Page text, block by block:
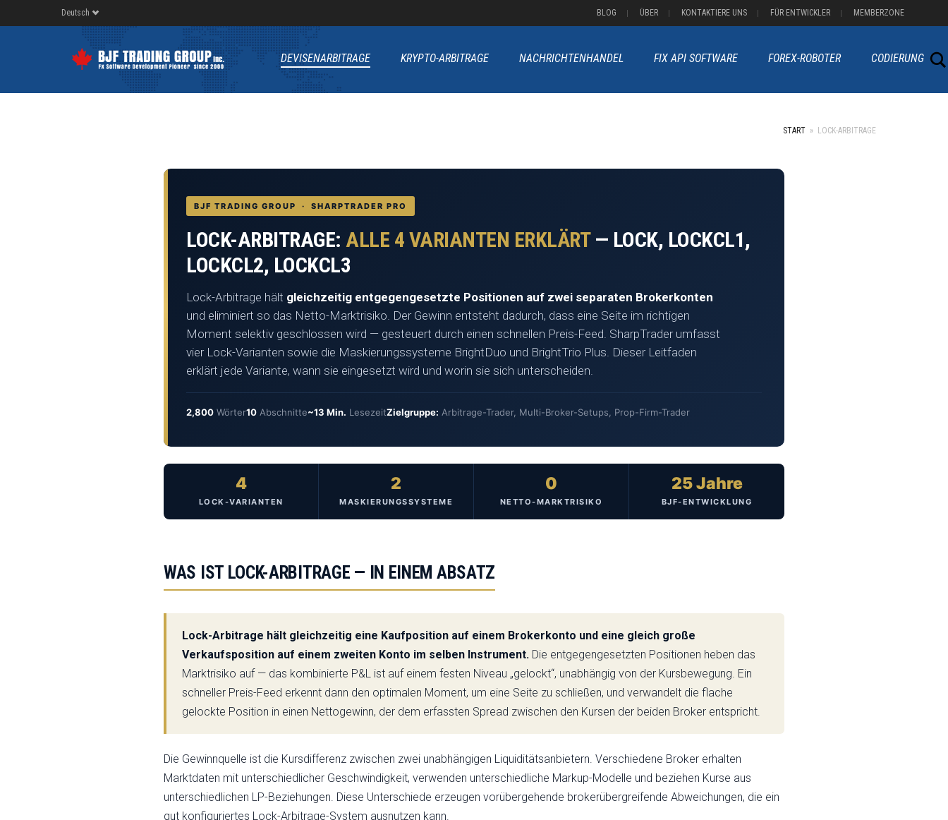
Deutsch BLOG ÜBER KONTAKTIERE UNS FÜR ENTWICKLER MEMBERZONE
DEVISENARBITRAGE KRYPTO-ARBITRAGE NACHRICHTENHANDEL FIX API SOFTWARE FOREX-ROBOTER CODIERUNG
START » LOCK-ARBITRAGE
BJF TRADING GROUP · SHARPTRADER PRO
LOCK-ARBITRAGE: ALLE 4 VARIANTEN ERKLÄRT— LOCK, LOCKCL1,
LOCKCL2, LOCKCL3
Lock-Arbitrage hält gleichzeitig entgegengesetzte Positionen auf zwei separaten Brokerkonten
und eliminiert so das Netto-Marktrisiko. Der Gewinn entsteht dadurch, dass eine Seite im richtigen
Moment selektiv geschlossen wird — gesteuert durch einen schnellen Preis-Feed. SharpTrader umfasst
vier Lock-Varianten sowie die Maskierungssysteme BrightDuo und BrightTrio Plus. Dieser Leitfaden
erklärt jede Variante, wann sie eingesetzt wird und worin sie sich unterscheiden.
2,800 Wörter10 Abschnitte~13 Min. LesezeitZielgruppe: Arbitrage-Trader, Multi-Broker-Setups, Prop-Firm-Trader
4
LOCK-VARIANTEN
2
MASKIERUNGSSYSTEME
0
NETTO-MARKTRISIKO
25 Jahre
BJF-ENTWICKLUNG
WAS IST LOCK-ARBITRAGE — IN EINEM ABSATZ
Lock-Arbitrage hält gleichzeitig eine Kaufposition auf einem Brokerkonto und eine gleich große
Verkaufsposition auf einem zweiten Konto im selben Instrument. Die entgegengesetzten Positionen heben das
Marktrisiko auf — das kombinierte P&L ist auf einem festen Niveau „gelockt“, unabhängig von der Kursbewegung. Ein
schneller Preis-Feed erkennt dann den optimalen Moment, um eine Seite zu schließen, und verwandelt die flache
gelockte Position in einen Nettogewinn, der dem erfassten Spread zwischen den Kursen der beiden Broker entspricht.
Die Gewinnquelle ist die Kursdifferenz zwischen zwei unabhängigen Liquiditätsanbietern. Verschiedene Broker erhalten
Marktdaten mit unterschiedlicher Geschwindigkeit, verwenden unterschiedliche Markup-Modelle und beziehen Kurse aus
unterschiedlichen LP-Beziehungen. Diese Unterschiede erzeugen vorübergehende brokerübergreifende Abweichungen, die ein
gut konfiguriertes Lock-Arbitrage-System ausnutzen kann.